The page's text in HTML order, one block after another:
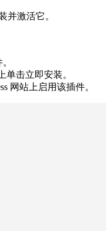
并激活它。
单击立即安装。
网站上启用该插件。